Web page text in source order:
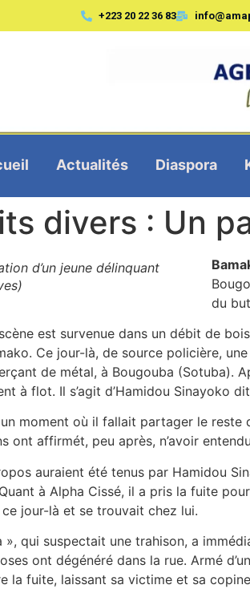
+223 20 22 36 83
Actualités Diaspora
divers : Un
d’un jeune délinquant
du
est survenue dans un débit de
Ce jour-là, de source policière,
de métal, à Bougouba (Sotuba).
à flot. Il s’agit d’Hamidou Sinayoko
moment où il fallait partager le reste
ont affirmét, peu après, n’avoir
auraient été tenus par Hamidou
à Alpha Cissé, il a pris la fuite
ce jour-là et se trouvait chez lui.
», qui suspectait une trahison, a
ont dégénéré dans la rue. Armé
la fuite, laissant sa victime et sa